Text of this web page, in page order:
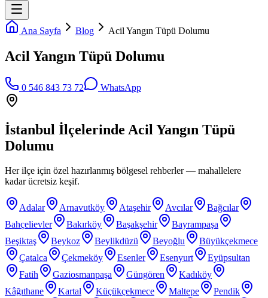
Ana Sayfa Blog Acil Yangın Tüpü Dolumu
Acil Yangın Tüpü Dolumu
0 546 843 73 72 WhatsApp
İstanbul İlçelerinde Acil Yangın Tüpü
Dolumu
Her ilçe için özel hazırlanmış bölgesel rehberler — mahallelere
kadar ücretsiz keşif.
Adalar Arnavutköy Ataşehir Avcılar
Bağcılar
Bahçelievler
Bakırköy Başakşehir
Bayrampaşa
Beşiktaş
Beykoz Beylikdüzü Beyoğlu
Büyükçekmece
Çatalca
Çekmeköy Esenler Esenyurt
Eyüpsultan
Fatih
Gaziosmanpaşa Güngören
Kadıköy
Kâğıthane
Kartal Küçükçekmece Maltepe
Pendik